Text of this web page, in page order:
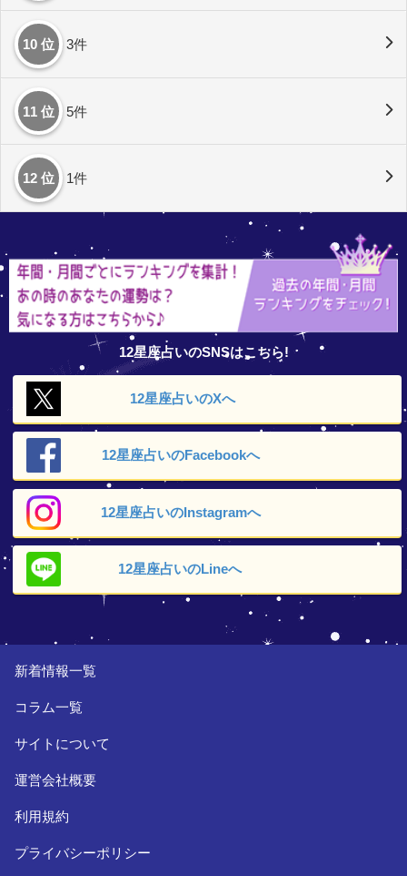
10 位 3件
11 位 5件
12 位 1件
12星座占いのSNSはこちら!
12星座占いのXへ
12星座占いのFacebookへ
12星座占いのInstagramへ
12星座占いのLineへ
新着情報一覧
コラム一覧
サイトについて
運営会社概要
利用規約
プライバシーポリシー